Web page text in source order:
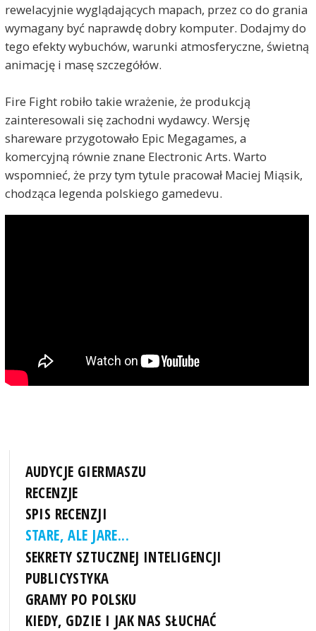
rewelacyjnie wyglądających mapach, przez co do grania
wymagany być naprawdę dobry komputer. Dodajmy do
tego efekty wybuchów, warunki atmosferyczne, świetną
animację i masę szczegółów.
Fire Fight robiło takie wrażenie, że produkcją
zainteresowali się zachodni wydawcy. Wersję
shareware przygotowało Epic Megagames, a
komercyjną równie znane Electronic Arts. Warto
wspomnieć, że przy tym tytule pracował Maciej Miąsik,
chodząca legenda polskiego gamedevu.
AUDYCJE GIERMASZU
RECENZJE
SPIS RECENZJI
STARE, ALE JARE...
SEKRETY SZTUCZNEJ INTELIGENCJI
PUBLICYSTYKA
GRAMY PO POLSKU
KIEDY, GDZIE I JAK NAS SŁUCHAĆ